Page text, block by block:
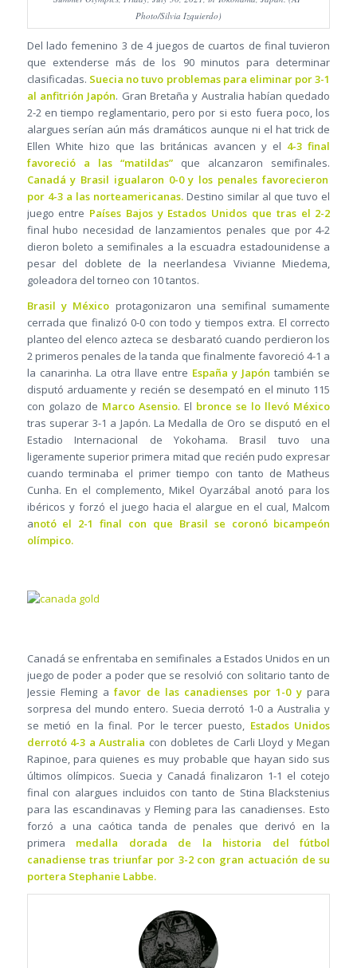
Photo/Silvia Izquierdo)
Del lado femenino 3 de 4 juegos de cuartos de final tuvieron
que extenderse más de los 90 minutos para determinar
clasificadas. Suecia no tuvo problemas para eliminar por 3-1
al anfitrión Japón. Gran Bretaña y Australia habían quedado
2-2 en tiempo reglamentario, pero por si esto fuera poco, los
alargues serían aún más dramáticos aunque ni el hat trick de
Ellen White hizo que las británicas avancen y el 4-3 final
favoreció a las “matildas” que alcanzaron semifinales.
Canadá y Brasil igualaron 0-0 y los penales favorecieron
por 4-3 a las norteamericanas.Destino similar al que tuvo el
juego entre Países Bajos y Estados Unidos que tras el 2-2
final hubo necesidad de lanzamientos penales que por 4-2
dieron boleto a semifinales a la escuadra estadounidense a
pesar del doblete de la neerlandesa Vivianne Miedema,
goleadora del torneo con 10 tantos.
Brasil y México protagonizaron una semifinal sumamente
cerrada que finalizó 0-0 con todo y tiempos extra. El correcto
planteo del elenco azteca se desbarató cuando perdieron los
2 primeros penales de la tanda que finalmente favoreció 4-1 a
la canarinha. La otra llave entre España y Japón también se
disputó arduamente y recién se desempató en el minuto 115
con golazo de Marco Asensio. El bronce se lo llevó México
tras superar 3-1 a Japón. La Medalla de Oro se disputó en el
Estadio Internacional de Yokohama. Brasil tuvo una
ligeramente superior primera mitad que recién pudo expresar
cuando terminaba el primer tiempo con tanto de Matheus
Cunha. En el complemento, Mikel Oyarzábal anotó para los
ibéricos y forzó el juego hacia el alargue en el cual, Malcom
anotó el 2-1 final con que Brasil se coronó bicampeón
olímpico.
Canadá se enfrentaba en semifinales a Estados Unidos en un
juego de poder a poder que se resolvió con solitario tanto de
Jessie Fleming afavor de las canadienses por 1-0 ypara
sorpresa del mundo entero. Suecia derrotó 1-0 a Australia y
se metió en la final. Por le tercer puesto, Estados Unidos
derrotó 4-3 a Australia con dobletes de Carli Lloyd y Megan
Rapinoe, para quienes es muy probable que hayan sido sus
últimos olímpicos. Suecia y Canadá finalizaron 1-1 el cotejo
final con alargues incluidos con tanto de Stina Blackstenius
para las escandinavas y Fleming para las canadienses. Esto
forzó a una caótica tanda de penales que derivó en la
primera medalla dorada de la historia del fútbol
canadiense tras triunfar por 3-2 con gran actuación de su
portera Stephanie Labbe.